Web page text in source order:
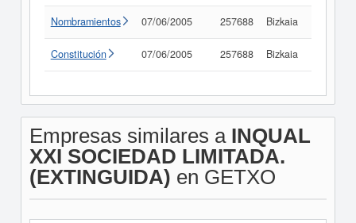
Nombramientos 07/06/2005 257688 Bizkaia
Constitución 07/06/2005 257688 Bizkaia
Empresas similares a INQUAL
XXI SOCIEDAD LIMITADA.
(EXTINGUIDA) en GETXO